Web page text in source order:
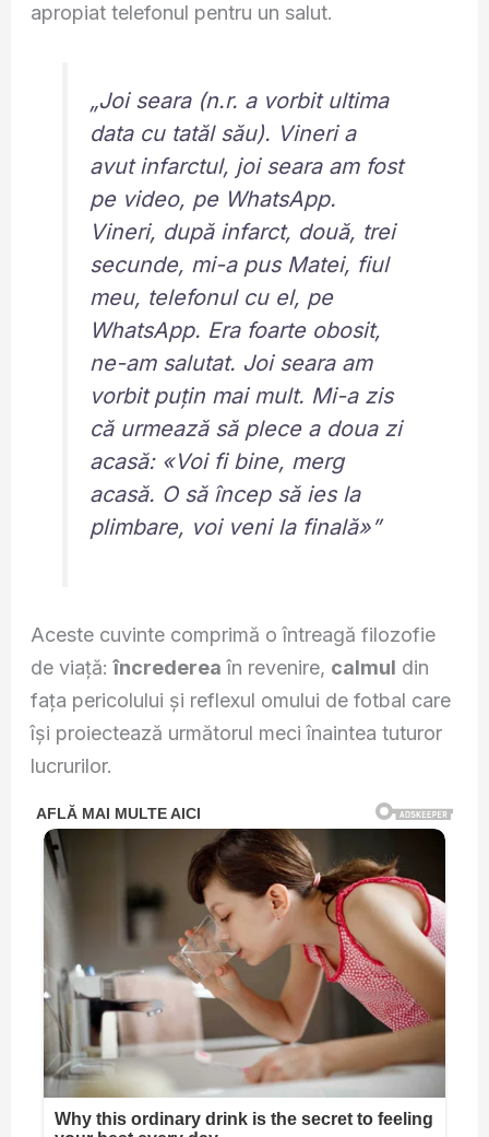
apropiat telefonul pentru un salut.
„Joi seara (n.r. a vorbit ultima
data cu tatăl său). Vineri a
avut infarctul, joi seara am fost
pe video, pe WhatsApp.
Vineri, după infarct, două, trei
secunde, mi-a pus Matei, fiul
meu, telefonul cu el, pe
WhatsApp. Era foarte obosit,
ne-am salutat. Joi seara am
vorbit puțin mai mult. Mi-a zis
că urmează să plece a doua zi
acasă: «Voi fi bine, merg
acasă. O să încep să ies la
plimbare, voi veni la finală»”
Aceste cuvinte comprimă o întreagă filozofie
de viață:încrederea în revenire, calmul din
fața pericolului și reflexul omului de fotbal care
își proiectează următorul meci înaintea tuturor
lucrurilor.